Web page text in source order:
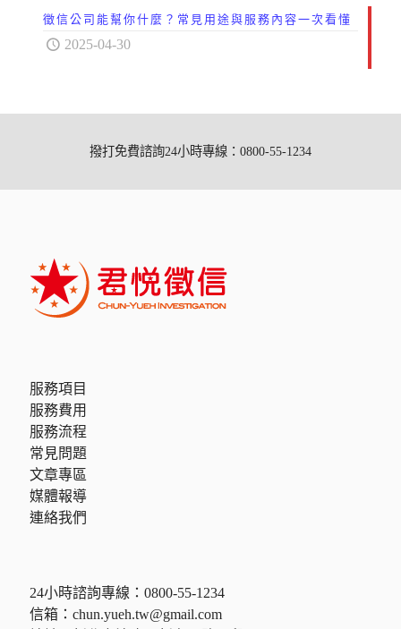
徵信公司能幫你什麼？常見用途與服務內容一次看懂
2025-04-30
撥打免費諮詢24小時專線：0800-55-1234
服務項目
服務費用
服務流程
常見問題
文章專區
媒體報導
連絡我們
24小時諮詢專線： 0800-55-1234
信箱： chun.yueh.tw@gmail.com